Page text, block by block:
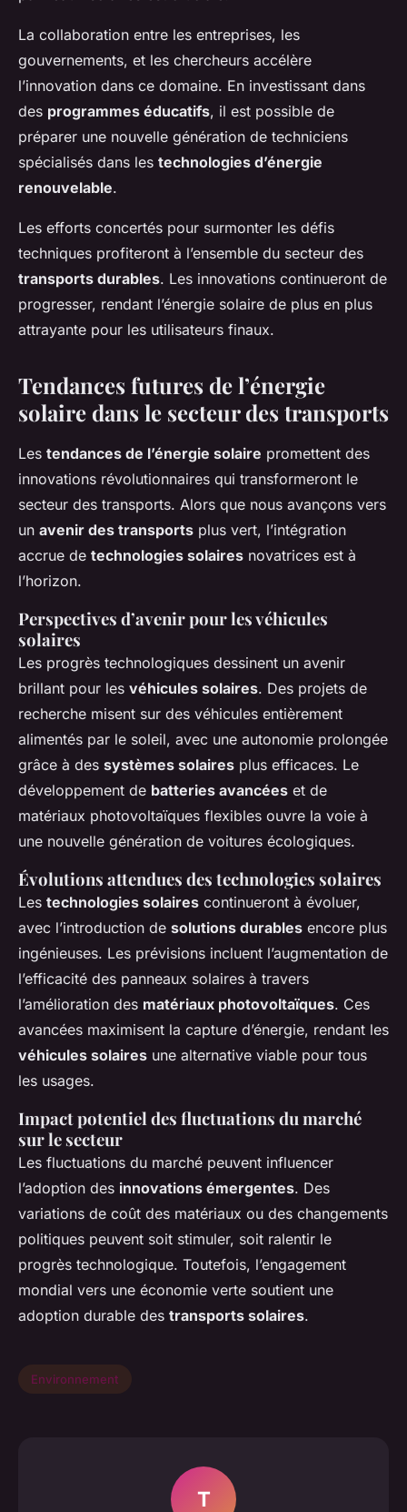
La collaboration entre les entreprises, les
gouvernements, et les chercheurs accélère
l’innovation dans ce domaine. En investissant dans
des programmes éducatifs, il est possible de
préparer une nouvelle génération de techniciens
spécialisés dans les technologies d’énergie
renouvelable.
Les efforts concertés pour surmonter les défis
techniques profiteront à l’ensemble du secteur des
transports durables. Les innovations continueront de
progresser, rendant l’énergie solaire de plus en plus
attrayante pour les utilisateurs finaux.
Tendances futures de l’énergie
solaire dans le secteur des transports
Les tendances de l’énergie solaire promettent des
innovations révolutionnaires qui transformeront le
secteur des transports. Alors que nous avançons vers
un avenir des transports plus vert, l’intégration
accrue de technologies solaires novatrices est à
l’horizon.
Perspectives d’avenir pour les véhicules
solaires
Les progrès technologiques dessinent un avenir
brillant pour les véhicules solaires. Des projets de
recherche misent sur des véhicules entièrement
alimentés par le soleil, avec une autonomie prolongée
grâce à des systèmes solaires plus efficaces. Le
développement de batteries avancées et de
matériaux photovoltaïques flexibles ouvre la voie à
une nouvelle génération de voitures écologiques.
Évolutions attendues des technologies solaires
Les technologies solaires continueront à évoluer,
avec l’introduction de solutions durables encore plus
ingénieuses. Les prévisions incluent l’augmentation de
l’efficacité des panneaux solaires à travers
l’amélioration des matériaux photovoltaïques. Ces
avancées maximisent la capture d’énergie, rendant les
véhicules solaires une alternative viable pour tous
les usages.
Impact potentiel des fluctuations du marché
sur le secteur
Les fluctuations du marché peuvent influencer
l’adoption des innovations émergentes. Des
variations de coût des matériaux ou des changements
politiques peuvent soit stimuler, soit ralentir le
progrès technologique. Toutefois, l’engagement
mondial vers une économie verte soutient une
adoption durable des transports solaires.
Environnement
T